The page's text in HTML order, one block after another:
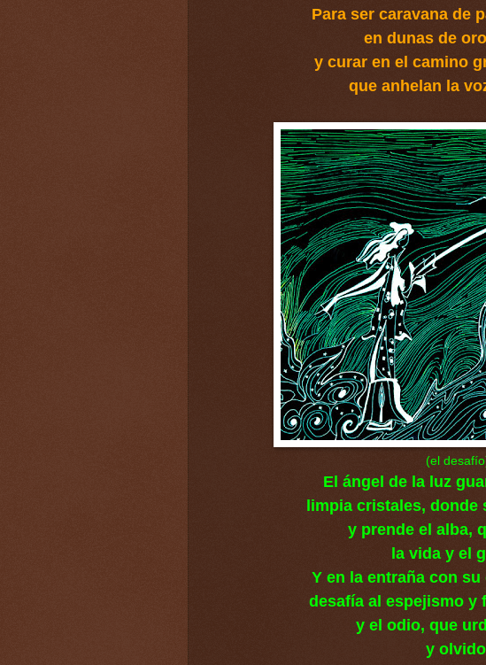
Para ser caravana de
en dunas de
y curar en el camino
que anhelan la
(el
El ángel de la luz
limpia cristales, donde
y prende el alba,
la vida y el
Y en la entraña con su
desafía al espejismo y
y el odio, que
y